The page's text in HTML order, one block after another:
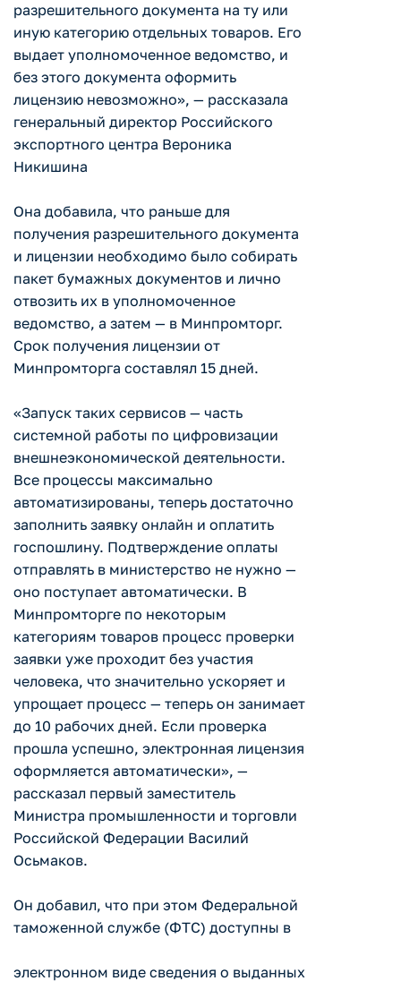
разрешительного документа на ту или
иную категорию отдельных товаров. Его
выдает уполномоченное ведомство, и
без этого документа оформить
лицензию невозможно», — рассказала
генеральный директор Российского
экспортного центра Вероника
Никишина
Она добавила, что раньше для
получения разрешительного документа
и лицензии необходимо было собирать
пакет бумажных документов и лично
отвозить их в уполномоченное
ведомство, а затем — в Минпромторг.
Срок получения лицензии от
Минпромторга составлял 15 дней.
«Запуск таких сервисов — часть
системной работы по цифровизации
внешнеэкономической деятельности.
Все процессы максимально
автоматизированы, теперь достаточно
заполнить заявку онлайн и оплатить
госпошлину. Подтверждение оплаты
отправлять в министерство не нужно —
оно поступает автоматически. В
Минпромторге по некоторым
категориям товаров процесс проверки
заявки уже проходит без участия
человека, что значительно ускоряет и
упрощает процесс — теперь он занимает
до 10 рабочих дней. Если проверка
прошла успешно, электронная лицензия
оформляется автоматически», —
рассказал первый заместитель
Министра промышленности и торговли
Российской Федерации Василий
Осьмаков.
Он добавил, что при этом Федеральной
таможенной службе (ФТС) доступны в
электронном виде сведения о выданных